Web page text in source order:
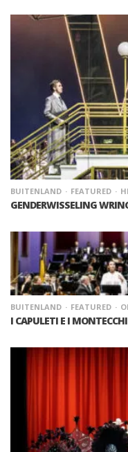
BUITENLAND FEATURED
GENDERWISSELING
BUITENLAND FEATURED
I CAPULETI E I